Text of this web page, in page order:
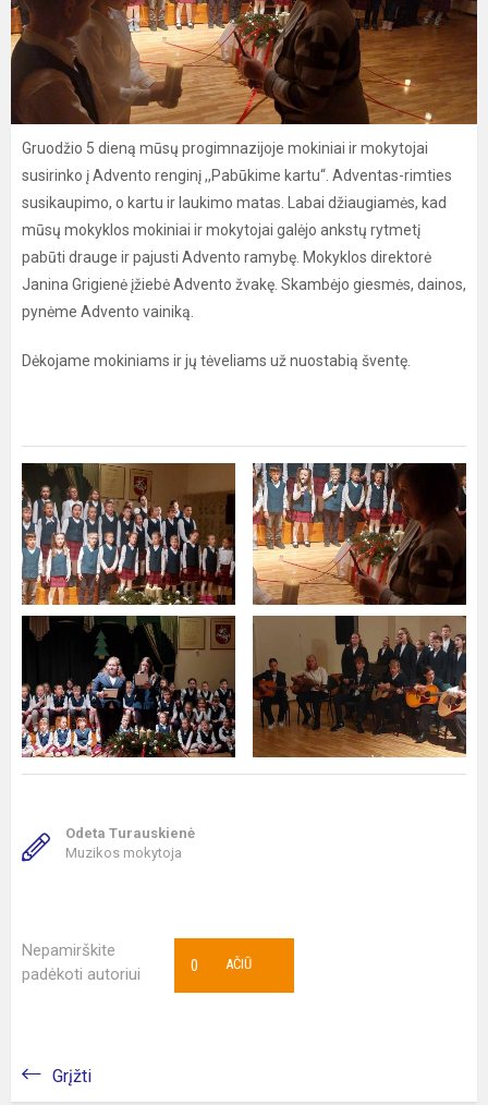
Gruodžio 5 dieną mūsų progimnazijoje mokiniai ir mokytojai
susirinko į Advento renginį ,,Pabūkime kartu“. Adventas-rimties
susikaupimo, o kartu ir laukimo matas. Labai džiaugiamės, kad
mūsų mokyklos mokiniai ir mokytojai galėjo ankstų rytmetį
pabūti drauge ir pajusti Advento ramybę. Mokyklos direktorė
Janina Grigienė įžiebė Advento žvakę. Skambėjo giesmės, dainos,
pynėme Advento vainiką.
Dėkojame mokiniams ir jų tėveliams už nuostabią šventę.
Odeta Turauskienė
Muzikos mokytoja
Nepamirškite
padėkoti autoriui
AČIŪ
0
Grįžti